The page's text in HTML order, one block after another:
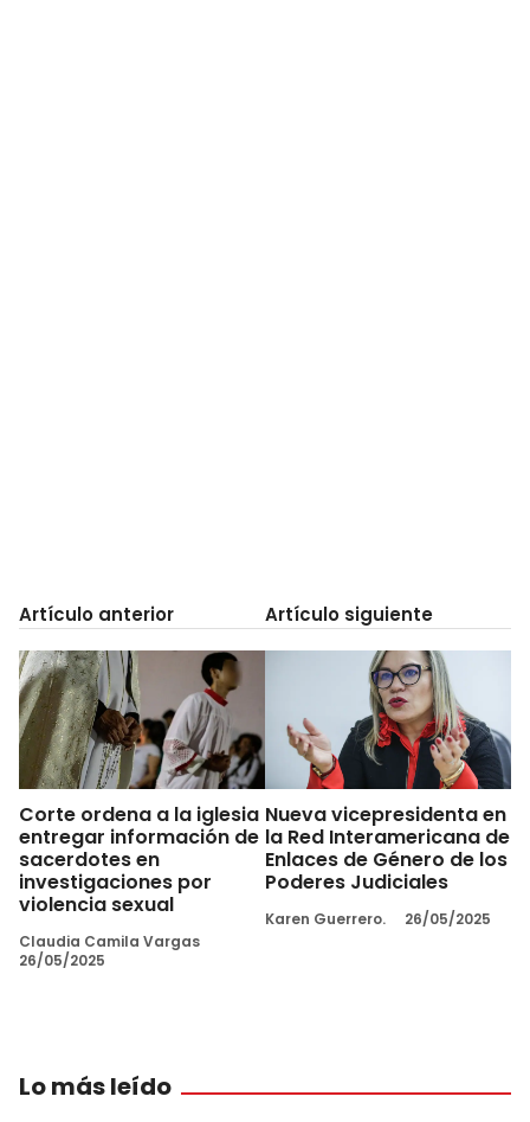
Artículo anterior
Corte ordena a la iglesia
entregar información de
sacerdotes en
investigaciones por
violencia sexual
Claudia Camila Vargas
26/05/2025
Artículo siguiente
Nueva vicepresidenta en
la Red Interamericana de
Enlaces de Género de los
Poderes Judiciales
Karen Guerrero. 26/05/2025
Lo más leído